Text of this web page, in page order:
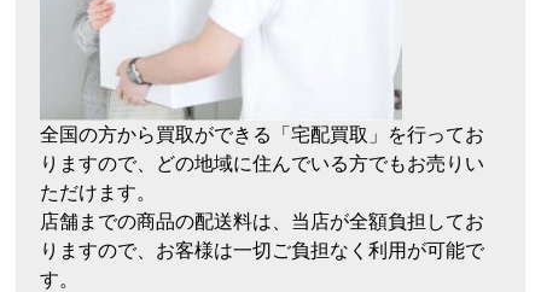
全国の方から買取ができる「宅配買取」を行ってお
りますので、どの地域に住んでいる方でもお売りい
ただけます。
店舗までの商品の配送料は、当店が全額負担してお
りますので、お客様は一切ご負担なく利用が可能で
す。